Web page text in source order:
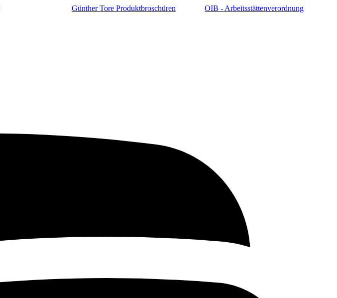
Günther Tore Produktbroschüren OIB - Arbeitsstättenverordnung